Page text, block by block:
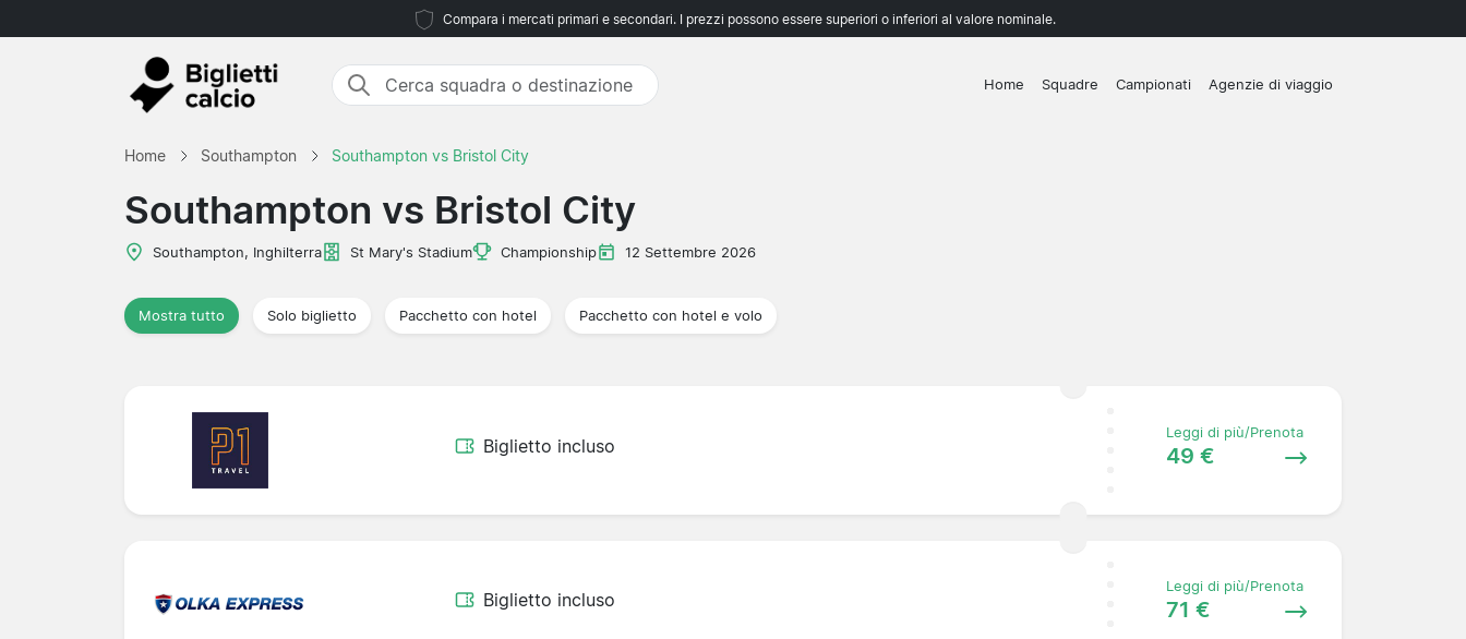
Compara i mercati primari e secondari. I prezzi possono essere superiori o inferiori al valore nominale.
Home Squadre Campionati Agenzie di viaggio
Home Southampton Southampton vs Bristol City
Southampton vs Bristol City
Southampton, Inghilterra St Mary's Stadium Championship 12 Settembre 2026
Mostra tutto Solo biglietto Pacchetto con hotel Pacchetto con hotel e volo
Biglietto incluso
Leggi di più/Prenota
49 €
Biglietto incluso
Leggi di più/Prenota
71 €